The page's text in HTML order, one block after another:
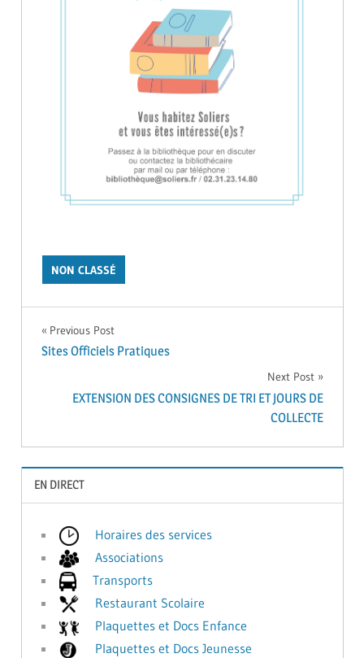
NON CLASSÉ
Navigation
l’article
Previous Post
Sites Officiels Pratiques
Next Post
EXTENSION DES CONSIGNES DE TRI ET JOURS DE
COLLECTE
EN DIRECT
Horaires des services
Associations
Transports
Restaurant Scolaire
Plaquettes et Docs Enfance
Plaquettes et Docs Jeunesse